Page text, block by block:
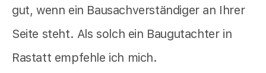
gut, wenn ein Bausachverständiger an Ihrer
Seite steht. Als solch ein Baugutachter in
Rastatt empfehle ich mich.